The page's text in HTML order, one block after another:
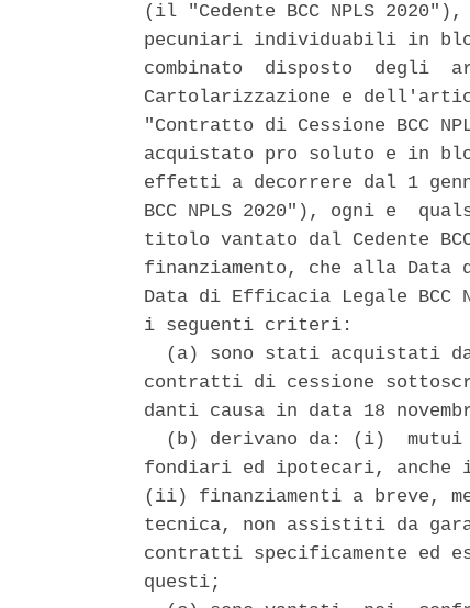
(il "Cedente BCC NPLS
pecuniari individuabili in
combinato  disposto
Cartolarizzazione e
"Contratto di Cessione BCC
acquistato pro soluto e in
effetti a decorrere dal 1
BCC NPLS 2020"), ogni e
titolo vantato dal Cedente
finanziamento, che alla Data
Data di Efficacia Legale BCC
i seguenti criteri:
(a) sono stati acquistati
contratti di cessione
danti causa in data 18
(b) derivano da: (i)
fondiari ed ipotecari, anche
(ii) finanziamenti a breve,
tecnica, non assistiti da
contratti specificamente ed
questi;